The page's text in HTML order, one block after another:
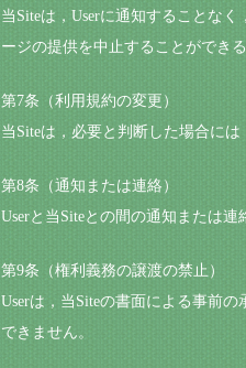
当Siteは，Userに通知することなく
ージの提供を中止することができ
第7条（利用規約の変更）
当Siteは，必要と判断した場合に
第8条（通知または連絡）
Userと当Siteとの間の通知または
第9条（権利義務の譲渡の禁止）
Userは，当Siteの書面による事前
できません。